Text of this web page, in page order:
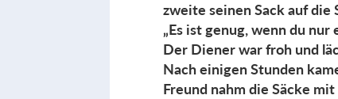
zweite seinen Sack auf die
„Es ist genug, wenn du nur
Der Diener war froh und
Nach einigen Stunden
Freund nahm die Säcke